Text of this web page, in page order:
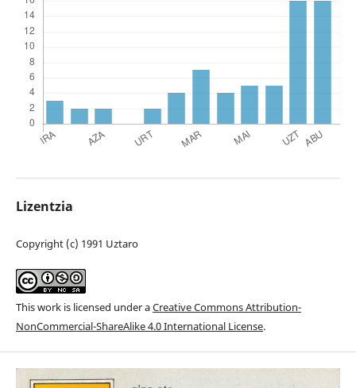
Lizentzia
Copyright (c) 1991 Uztaro
This work is licensed under aCreative Commons Attribution-
NonCommercial-ShareAlike 4.0 International License.